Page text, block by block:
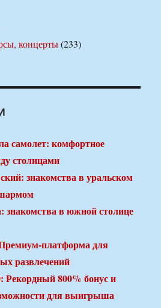
концерты(233)
самолет: комфортное
столицами
знакомства в уральском
знакомства в южной столице
платформа для
развлечений
Рекордный 800% бонус и
для выигрыша